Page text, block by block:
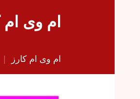
ام وی ام
ام وی ام کارز |